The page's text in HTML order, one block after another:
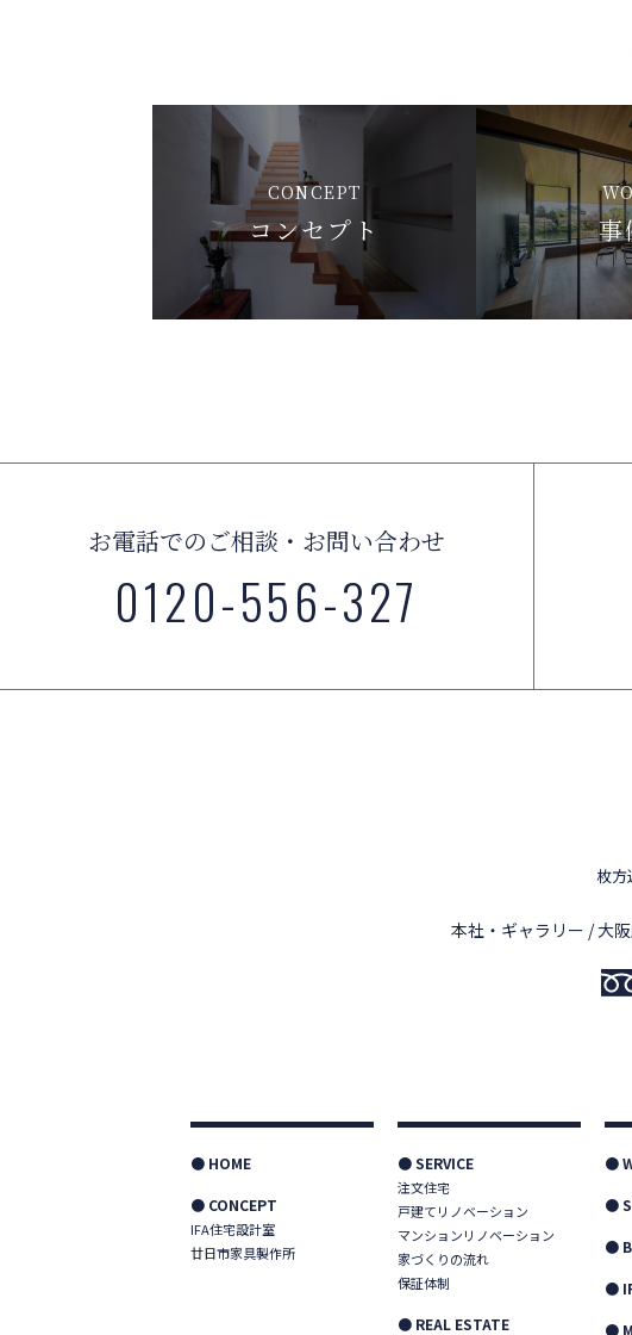
CONCEPT
コンセプト 事
お電話でのご相談・お問い合わせ
0120-556-327
枚方
本社・ギャラリー / 大
● HOME
● CONCEPT
IFA住宅設計室
廿日市家具製作所
● SERVICE
注文住宅
戸建てリノベーション
マンションリノベーション
家づくりの流れ
保証体制
● REAL ESTATE
●
●
●
●
●